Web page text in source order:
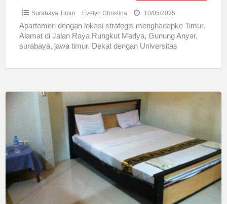
Surabaya Timur Evelyn Christina 10/05/2025
Apartemen dengan lokasi strategis menghadapke Timur.
Alamat di Jalan Raya Rungkut Madya, Gunung Anyar,
surabaya, jawa timur. Dekat dengan Universitas
pasutri